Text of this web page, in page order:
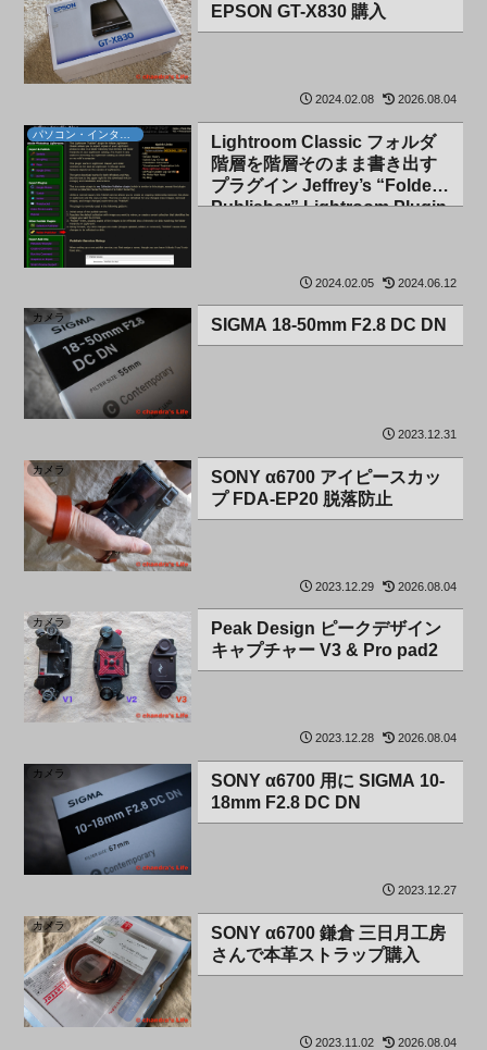
EPSON GT-X830 購入
2024.02.08 2026.08.04
Lightroom Classic フォルダ
階層を階層そのまま書き出す
プラグイン Jeffrey’s “Folder
Publisher” Lightroom Plugin
2024.02.05 2024.06.12
カメラ SIGMA 18-50mm F2.8 DC DN
2023.12.31
カメラ
SONY α6700 アイピースカッ
プ FDA-EP20 脱落防止
2023.12.29 2026.08.04
カメラ
Peak Design ピークデザイン
キャプチャー V3 & Pro pad2
2023.12.28 2026.08.04
カメラ
SONY α6700 用に SIGMA 10-
18mm F2.8 DC DN
2023.12.27
カメラ
SONY α6700 鎌倉 三日月工房
さんで本革ストラップ購入
2023.11.02 2026.08.04